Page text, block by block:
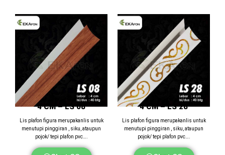
4 CM – LS 08
Lis plafon figura merupakanlis untuk
menutupi pinggiran , siku, ataupun
pojok/ tepi plafon pvc….
4 CM – LS 28
Lis plafon figura merupakanlis untuk
menutupi pinggiran , siku, ataupun
pojok/ tepi plafon pvc….